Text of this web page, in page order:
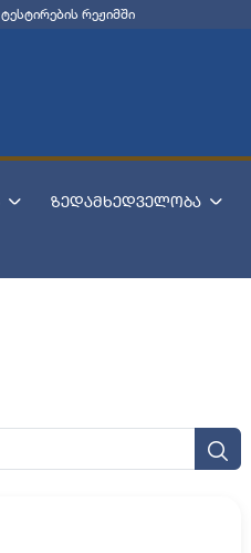
რეჟიმში
ზედამხედველობა